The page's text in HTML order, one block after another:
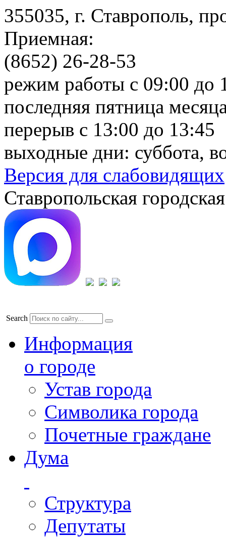
355035, г. Ставрополь,
Приемная:
(8652) 26-28-53
режим работы с 09:00 до
последняя пятница
перерыв с 13:00 до 13:45
выходные дни: суббота,
Версия для слабовидящих
Ставропольская
Search
Информация
о городе
Устав города
Символика города
Почетные граждане
Дума
Структура
Депутаты